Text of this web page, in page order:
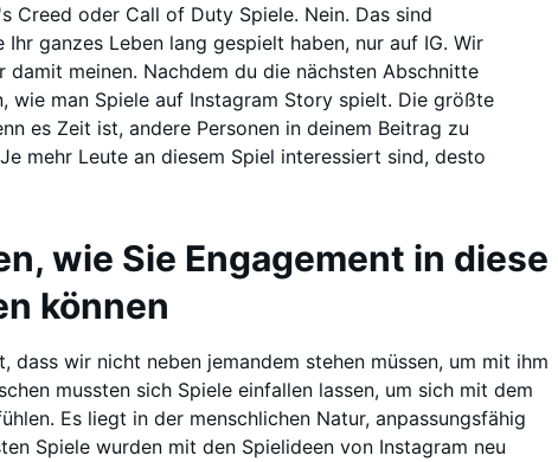
Creed oder Call of Duty Spiele. Nein. Das sind
Ihr ganzes Leben lang gespielt haben, nur auf IG. Wir
damit meinen. Nachdem du die nächsten Abschnitte
wie man Spiele auf Instagram Story spielt. Die größte
es Zeit ist, andere Personen in deinem Beitrag zu
mehr Leute an diesem Spiel interessiert sind, desto
wie Sie Engagement in diese
können
dass wir nicht neben jemandem stehen müssen, um mit ihm
mussten sich Spiele einfallen lassen, um sich mit dem
Es liegt in der menschlichen Natur, anpassungsfähig
Spiele wurden mit den Spielideen von Instagram neu